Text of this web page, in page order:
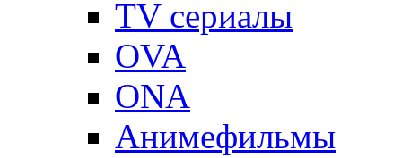
TV сериалы
OVA
ONA
Анимефильмы